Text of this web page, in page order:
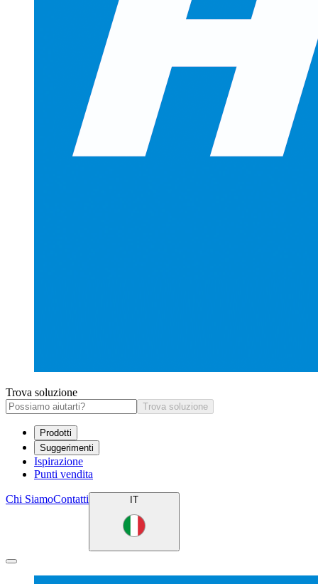
Trova soluzione
Trova soluzione
Prodotti
Suggerimenti
Ispirazione
Punti vendita
Chi SiamoContatti IT